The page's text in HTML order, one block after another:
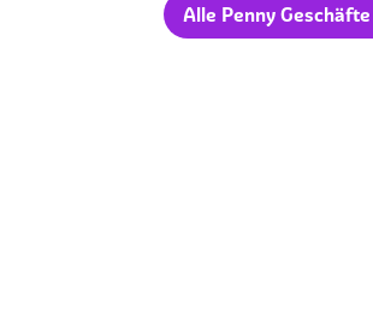
Alle Penny Geschäfte